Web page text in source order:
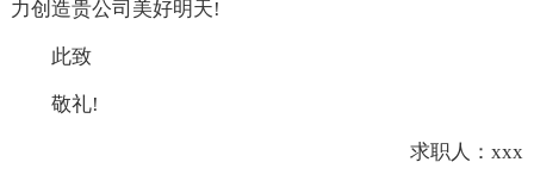
力创造贵公司美好明天!
此致
敬礼!
求职人：xxx